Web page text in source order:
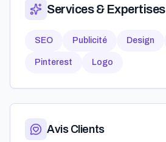
Services & Expertises
SEO Publicité Design
Pinterest Logo
Avis Clients